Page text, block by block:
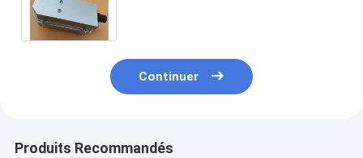
Continuer
Produits Recommandés